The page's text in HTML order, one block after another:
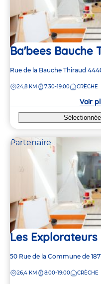
Ba'bees Bauche
Adresse
la
Rue de la Bauche Thiraud
DISTANCE
24,8 KM 7:30-19:00 CRÈCHE
Voir
Sélectionnée
Partenaire
Les Explorateurs
Adresse
la
50 Rue de la Commune de
DISTANCE
26,4 KM 8:00-19:00 CRÈCHE